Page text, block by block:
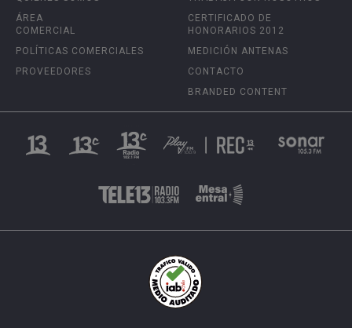
ÁREA
COMERCIAL
POLÍTICAS COMERCIALES
PROVEEDORES
CERTIFICADO DE
HONORARIOS 2012
MEDICIÓN ANTENAS
CONTACTO
BRANDED CONTENT